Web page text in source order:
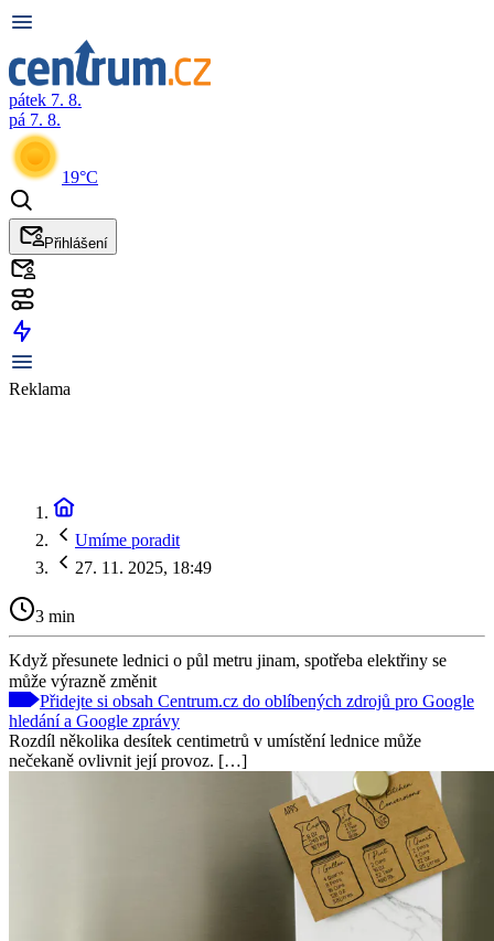
pátek 7. 8.
pá 7. 8.
19°C
Přihlášení
Reklama
Umíme poradit
27. 11. 2025, 18:49
3 min
Když přesunete lednici o půl metru jinam, spotřeba elektřiny se
může výrazně změnit
Přidejte si obsah Centrum.cz do oblíbených zdrojů pro Google
hledání a Google zprávy
Rozdíl několika desítek centimetrů v umístění lednice může
nečekaně ovlivnit její provoz. […]